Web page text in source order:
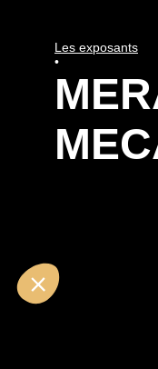
Les exposants
•